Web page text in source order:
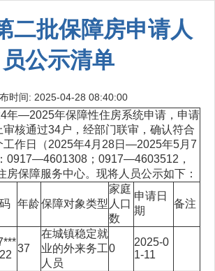
二批保障房申请人
员公示清单
时间: 2025-04-28 08:40:00
年保障性住房系统申请，申请
审核通过34户，经部门联审，确认符合
工作日（2025年4月28日—2025年5月7
0917—4601308；0917—4603512，
房保障服务中心。现将人员公示如下：
年龄保障对象类型
家庭
人口
数
申请日
期
备注
37
在城镇稳定就
业的外来务工
人员
0
2025-0
1-11